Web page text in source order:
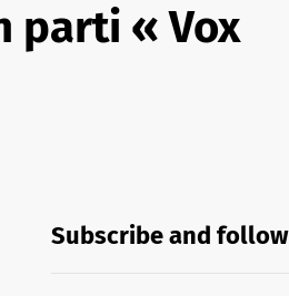
parti « Vox
Subscribe and follow